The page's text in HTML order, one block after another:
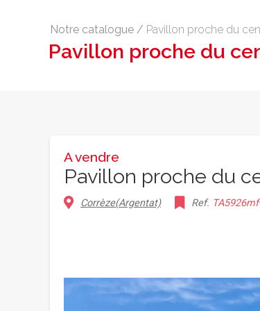
Notre catalogue / Pavillon proche du
Pavillon proche du
A vendre
Pavillon proche du
Corrèze(Argentat) Ref.